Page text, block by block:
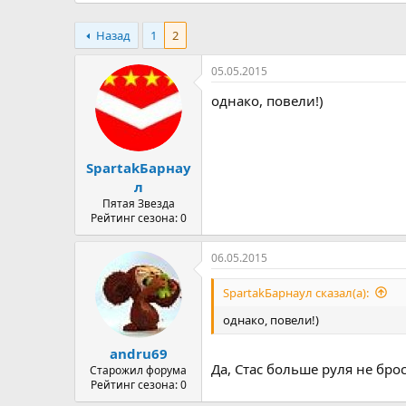
а
Назад
1 2
SpartakБарнау
л
Пятая Звезда
Рейтинг сезона: 0
05.05.2015
однако, повели!)
andru69
Старожил форума
Рейтинг сезона: 0
06.05.2015
SpartakБарнаул сказал(а):
однако, повели!)
Да, Стас больше руля не